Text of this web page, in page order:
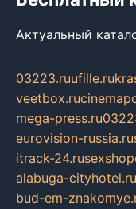
Актуальный
03223.ruufille.ru
veetbox.ru
mega-press.ru
eurovision-russia.ru
itrack-24.ru
alabuga-cityhotel.ru
bud-em-